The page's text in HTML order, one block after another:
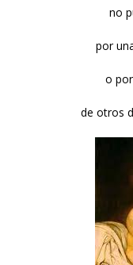
no
por
o
de otros